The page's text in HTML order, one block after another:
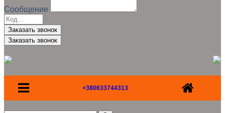
Сообщение
Заказать звонок
+380633744313